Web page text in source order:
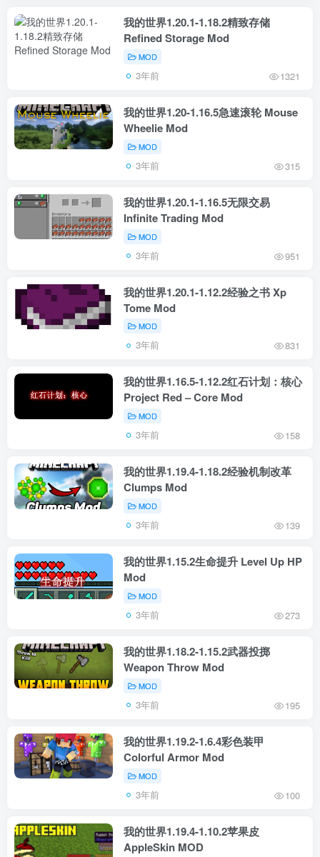
我的世界1.20.1-1.18.2精致存储
Refined Storage Mod
MOD
3年前 1321
我的世界1.20-1.16.5急速滚轮 Mouse
Wheelie Mod
MOD
3年前 315
我的世界1.20.1-1.16.5无限交易
Infinite Trading Mod
MOD
3年前 951
我的世界1.20.1-1.12.2经验之书 Xp
Tome Mod
MOD
3年前 831
我的世界1.16.5-1.12.2红石计划：核心
Project Red – Core Mod
MOD
3年前 158
我的世界1.19.4-1.18.2经验机制改革
Clumps Mod
MOD
3年前 139
我的世界1.15.2生命提升 Level Up HP
Mod
MOD
3年前 273
我的世界1.18.2-1.15.2武器投掷
Weapon Throw Mod
MOD
3年前 195
我的世界1.19.2-1.6.4彩色装甲
Colorful Armor Mod
MOD
3年前 100
我的世界1.19.4-1.10.2苹果皮
AppleSkin MOD